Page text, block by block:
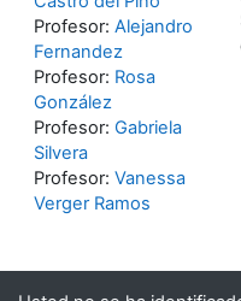
Profesor: Alejandro
Fernandez
Profesor: Rosa
González
Profesor: Gabriela
Silvera
Profesor: Vanessa
Verger Ramos